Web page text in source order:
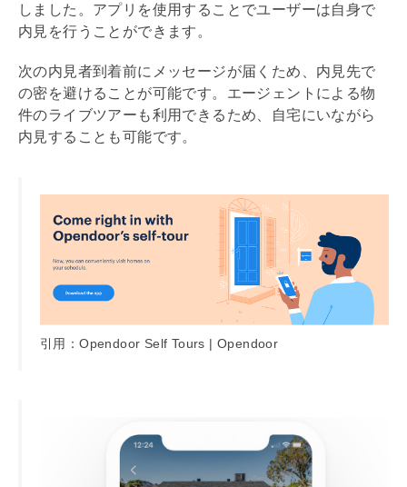
しました。アプリを使用することでユーザーは自身で
内見 を行うことができます。
次の内見者到着前にメッセージが届くため、 内見先で
の密を避けることが可能です。エージェントによる物
件のライブツアーも利用できるため、自宅にいながら
内見することも可能です。
引用：Opendoor Self Tours | Opendoor